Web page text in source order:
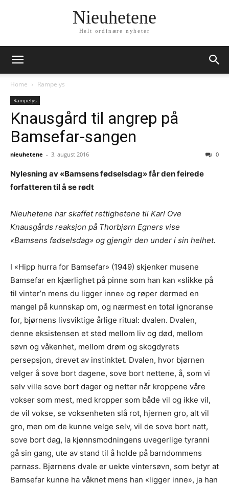
Nieuhetene
Helt ordinære nyheter
Home Rampelys
Rampelys
Knausgård til angrep på
Bamsefar-sangen
nieuhetene - 3. august 2016 0
Nylesning av «Bamsens fødselsdag» får den feirede
forfatteren til å se rødt
Nieuhetene har skaffet rettighetene til Karl Ove
Knausgårds reaksjon på Thorbjørn Egners vise
«Bamsens fødselsdag» og gjengir den under i sin helhet.
I «Hipp hurra for Bamsefar» (1949) skjenker musene
Bamsefar en kjærlighet på pinne som han kan «slikke på
til vinter’n mens du ligger inne» og røper dermed en
mangel på kunnskap om, og nærmest en total ignoranse
for, bjørnens livsviktige årlige ritual: dvalen. Dvalen,
denne eksistensen et sted mellom liv og død, mellom
søvn og våkenhet, mellom drøm og skogdyrets
persepsjon, drevet av instinktet. Dvalen, hvor bjørnen
velger å sove bort dagene, sove bort nettene, å, som vi
selv ville sove bort dager og netter når kroppene våre
vokser som mest, med kropper som både vil og ikke vil,
de vil vokse, se voksenheten slå rot, hjernen gro, alt vil
gro, men om de kunne velge selv, vil de sove bort natt,
sove bort dag, la kjønnsmodningens uvegerlige tyranni
gå sin gang, ute av stand til å holde på barndommens
parnass. Bjørnens dvale er uekte vintersøvn, som betyr at
Bamsefar kunne ha våknet mens han «ligger inne», ja han